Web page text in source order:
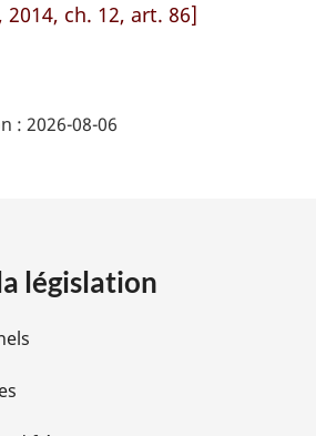
2014, ch. 12, art. 86]
: 2026-08-06
législation